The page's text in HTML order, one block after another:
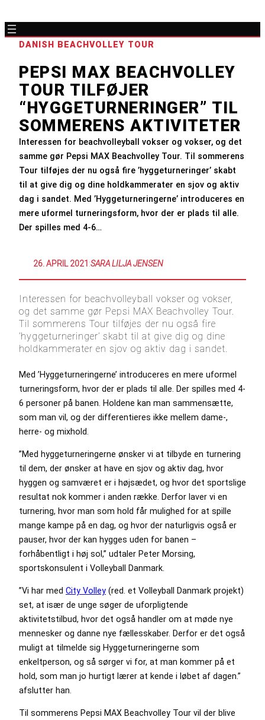
DANISH BEACHVOLLEY TOUR
PEPSI MAX BEACHVOLLEY
TOUR TILFØJER
“HYGGETURNERINGER” TIL
SOMMERENS AKTIVITETER
Interessen for beachvolleyball vokser og vokser, og det
samme gør Pepsi MAX Beachvolley Tour. Til sommerens
Tour tilføjes der nu også fire ’hyggeturneringer’ skabt
til at give dig og dine holdkammerater en sjov og aktiv
dag i sandet. Med ’Hyggeturneringerne’ introduceres en
mere uformel turneringsform, hvor der er plads til alle.
Der spilles med 4-6…
26. APRIL 2021 :SARA LILJA JENSEN
Interessen for beachvolleyball vokser og vokser,
og det samme gør Pepsi MAX Beachvolley Tour.
Til sommerens Tour tilføjes der nu også fire
’hyggeturneringer’ skabt til at give dig og dine
holdkammerater en sjov og aktiv dag i sandet.
Med ’Hyggeturneringerne’ introduceres en mere uformel
turneringsform, hvor der er plads til alle. Der spilles med 4-
6 personer på banen. Holdene kan man sammensætte,
som man vil, og der differentieres ikke mellem dame-,
herre- og mixhold.
”Med hyggeturneringerne ønsker vi at tilbyde en turnering
til dem, der ønsker at have en sjov og aktiv dag, hvor
hyggen og samværet er i højsædet, og hvor det sportslige
resultat nok kommer i anden række. Derfor laver vi en
turnering, hvor man som hold får mulighed for at spille
mange kampe på en dag, og hvor der naturligvis også er
pauser, hvor der kan hygges uden for banen –
forhåbentligt i høj sol,” udtaler Peter Morsing,
sportskonsulent i Volleyball Danmark.
”Vi har med City Volley (red. et Volleyball Danmark projekt)
set, at især de unge søger de uforpligtende
aktivitetstilbud, hvor det også handler om at møde nye
mennesker og danne nye fællesskaber. Derfor er det også
muligt at tilmelde sig Hyggeturneringerne som
enkeltperson, og så sørger vi for, at man kommer på et
hold, som man jo hurtigt lærer at kende i løbet af dagen.”
afslutter han.
Til sommerens Pepsi MAX Beachvolley Tour vil der blive